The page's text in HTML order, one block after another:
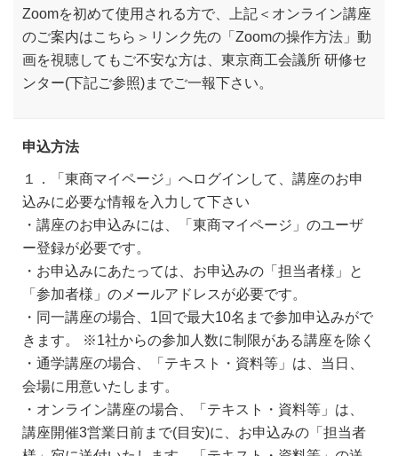
Zoomを初めて使用される方で、上記＜オンライン講座
のご案内はこちら＞リンク先の「Zoomの操作方法」動
画を視聴してもご不安な方は、東京商工会議所 研修セ
ンター(下記ご参照)までご一報下さい。
申込方法
１．「東商マイページ」へログインして、講座のお申
込みに必要な情報を入力して下さい
・講座のお申込みには、「東商マイページ」のユーザ
ー登録が必要です。
・お申込みにあたっては、お申込みの「担当者様」と
「参加者様」のメールアドレスが必要です。
・同一講座の場合、1回で最大10名まで参加申込みがで
きます。 ※1社からの参加人数に制限がある講座を除く
・通学講座の場合、「テキスト・資料等」は、当日、
会場に用意いたします。
・オンライン講座の場合、「テキスト・資料等」は、
講座開催3営業日前まで(目安)に、お申込みの「担当者